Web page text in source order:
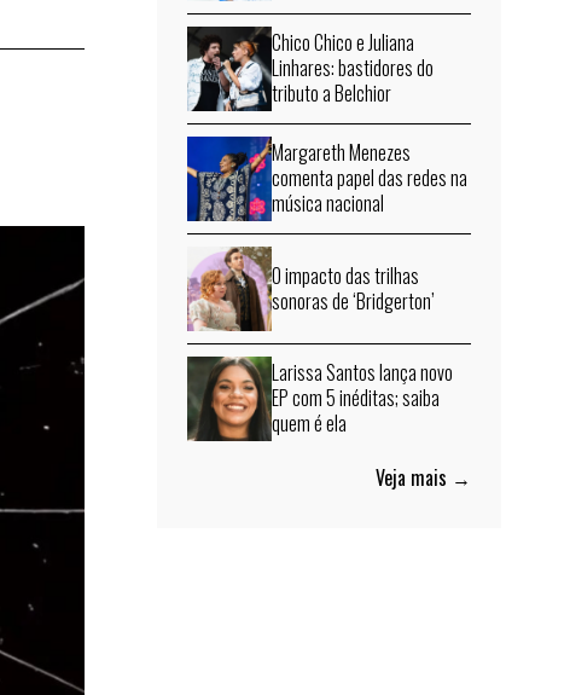
Chico Chico e Juliana
Linhares: bastidores do
tributo a Belchior
Margareth Menezes
comenta papel das redes na
música nacional
O impacto das trilhas
sonoras de ‘Bridgerton’
Larissa Santos lança novo
EP com 5 inéditas; saiba
quem é ela
Veja mais →